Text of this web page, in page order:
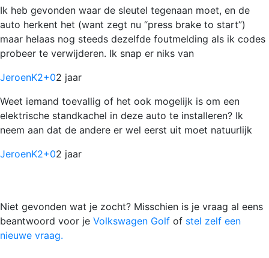
Ik heb gevonden waar de sleutel tegenaan moet, en de
auto herkent het (want zegt nu “press brake to start”)
maar helaas nog steeds dezelfde foutmelding als ik codes
probeer te verwijderen. Ik snap er niks van
JeroenK2+02 jaar
Weet iemand toevallig of het ook mogelijk is om een
elektrische standkachel in deze auto te installeren? Ik
neem aan dat de andere er wel eerst uit moet natuurlijk
JeroenK2+02 jaar
Niet gevonden wat je zocht? Misschien is je vraag al eens
beantwoord voor je Volkswagen Golf of stel zelf een
nieuwe vraag.